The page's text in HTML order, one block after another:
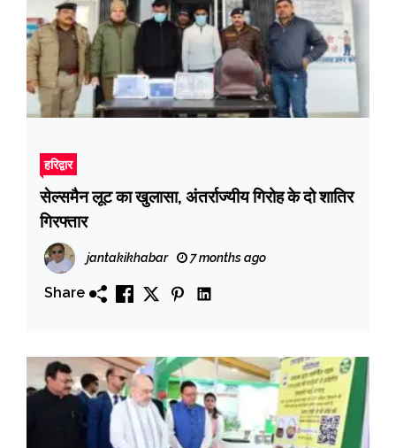
हरिद्वार
सेल्समैन लूट का खुलासा, अंतर्राज्यीय गिरोह के दो शातिर
गिरफ्तार
jantakikhabar 7 months ago
Share